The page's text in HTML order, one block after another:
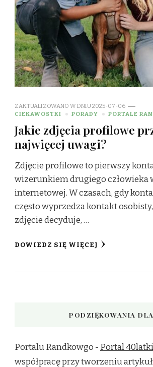
ZAKTUALIZOWANO W DNIU2025-07-06
CIEKAWOSTKI
PORADY PORTALE
Jakie zdjęcia profilowe
najwięcej uwagi?
Zdjęcie profilowe to pierwszy
wizerunkiem drugiego człowieka
internetowej. W czasach, gdy
często wyprzedza kontakt
zdjęcie decyduje, …
DOWIEDZ SIĘ WIĘCEJ
PODZIĘKOWANIA
Portalu Randkowgo - Portal
współpracę przy tworzeniu